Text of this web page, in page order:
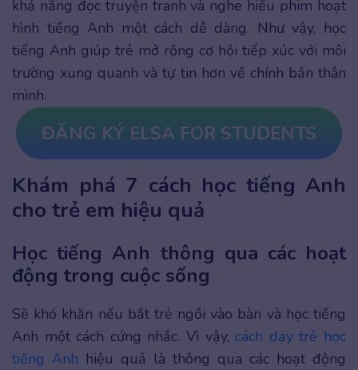
khả năng đọc truyện tranh và nghe hiểu phim hoạt
hình tiếng Anh một cách dễ dàng. Như vậy, học
tiếng Anh giúp trẻ mở rộng cơ hội tiếp xúc với môi
trường xung quanh và tự tin hơn về chính bản thân
mình.
ĐĂNG KÝ ELSA FOR STUDENTS
Khám phá 7 cách học tiếng Anh
cho trẻ em hiệu quả
Học tiếng Anh thông qua các hoạt
động trong cuộc sống
Sẽ khó khăn nếu bắt trẻ ngồi vào bàn và học tiếng
Anh một cách cứng nhắc. Vì vậy, cách dạy trẻ học
tiếng Anh hiệu quả là thông qua các hoạt động